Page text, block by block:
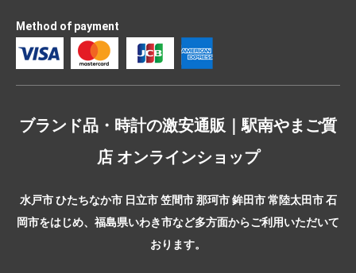
Method of payment
ブランド品・時計の激安通販｜駅南やまご質
店 オンラインショップ
水戸市 ひたちなか市 日立市 笠間市 那珂市 鉾田市 常陸太田市 石
岡市をはじめ、福島県いわき市など多方面からご利用いただいて
おります。